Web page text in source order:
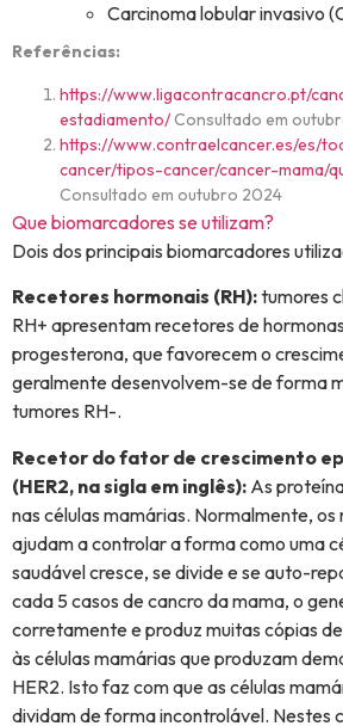
Carcinoma lobular invasivo
Referências:
https://www.ligacontracancro.pt/
estadiamento/ Consultado em
https://www.contraelcancer.es/es/
cancer/tipos-cancer/cancer-mama/
Consultado em outubro 2024
Que biomarcadores se utilizam?
Dois dos principais biomarcadores
Recetores hormonais (RH):tumores
RH+ apresentam recetores de
progesterona, que favorecem o
geralmente desenvolvem-se de forma
tumores RH-.
Recetor do fator de crescimento
(HER2, na sigla em inglês): As
nas células mamárias. Normalmente, os
ajudam a controlar a forma como uma
saudável cresce, se divide e se auto-
cada 5 casos de cancro da mama, o
corretamente e produz muitas cópias
às células mamárias que produzam
HER2. Isto faz com que as células
dividam de forma incontrolável. Nestes